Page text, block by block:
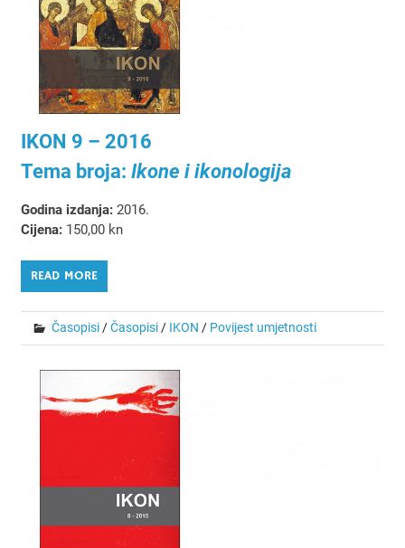
IKON 9 – 2016
Tema broja: Ikone i ikonologija
Godina izdanja:2016.
Cijena:150,00 kn
READ MORE
Časopisi/Časopisi/ IKON / Povijest umjetnosti